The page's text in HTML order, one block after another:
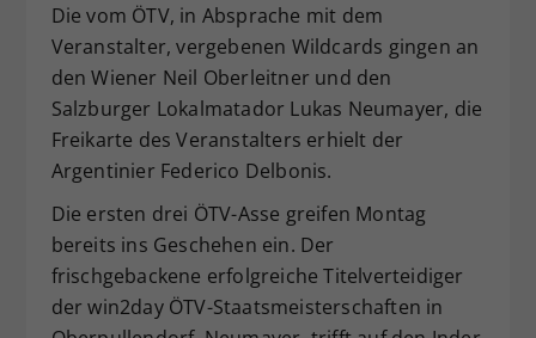
Die vom ÖTV, in Absprache mit dem
Veranstalter, vergebenen Wildcards gingen an
den Wiener Neil Oberleitner und den
Salzburger Lokalmatador Lukas Neumayer, die
Freikarte des Veranstalters erhielt der
Argentinier Federico Delbonis.
Die ersten drei ÖTV-Asse greifen Montag
bereits ins Geschehen ein. Der
frischgebackene erfolgreiche Titelverteidiger
der win2day ÖTV-Staatsmeisterschaften in